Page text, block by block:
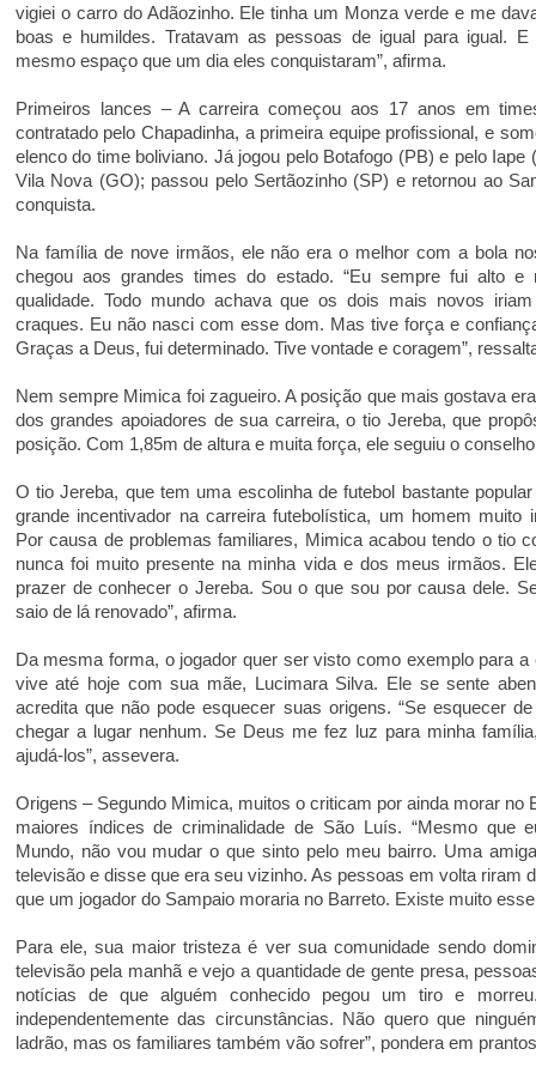
vigiei o carro do Adãozinho. Ele tinha um Monza verde e me
boas e humildes. Tratavam as pessoas de igual para igual. E
mesmo espaço que um dia eles conquistaram”, afirma.
Primeiros lances – A carreira começou aos 17 anos em
contratado pelo Chapadinha, a primeira equipe profissional, e
elenco do time boliviano. Já jogou pelo Botafogo (PB) e pelo
Vila Nova (GO); passou pelo Sertãozinho (SP) e retornou ao
conquista.
Na família de nove irmãos, ele não era o melhor com a bola
chegou aos grandes times do estado. “Eu sempre fui alto e
qualidade. Todo mundo achava que os dois mais novos
craques. Eu não nasci com esse dom. Mas tive força e
Graças a Deus, fui determinado. Tive vontade e coragem”,
Nem sempre Mimica foi zagueiro. A posição que mais gostava
dos grandes apoiadores de sua carreira, o tio Jereba, que
posição. Com 1,85m de altura e muita força, ele seguiu o
O tio Jereba, que tem uma escolinha de futebol bastante
grande incentivador na carreira futebolística, um homem muito
Por causa de problemas familiares, Mimica acabou tendo o tio
nunca foi muito presente na minha vida e dos meus irmãos.
prazer de conhecer o Jereba. Sou o que sou por causa dele.
saio de lá renovado”, afirma.
Da mesma forma, o jogador quer ser visto como exemplo para
vive até hoje com sua mãe, Lucimara Silva. Ele se sente
acredita que não pode esquecer suas origens. “Se esquecer
chegar a lugar nenhum. Se Deus me fez luz para minha
ajudá-los”, assevera.
Origens – Segundo Mimica, muitos o criticam por ainda morar no
maiores índices de criminalidade de São Luís. “Mesmo que
Mundo, não vou mudar o que sinto pelo meu bairro. Uma
televisão e disse que era seu vizinho. As pessoas em volta riram
que um jogador do Sampaio moraria no Barreto. Existe muito
Para ele, sua maior tristeza é ver sua comunidade sendo
televisão pela manhã e vejo a quantidade de gente presa,
notícias de que alguém conhecido pegou um tiro e
independentemente das circunstâncias. Não quero que
ladrão, mas os familiares também vão sofrer”, pondera em